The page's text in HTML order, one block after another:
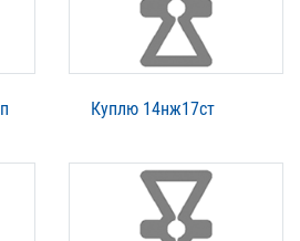
Куплю 14нж17ст